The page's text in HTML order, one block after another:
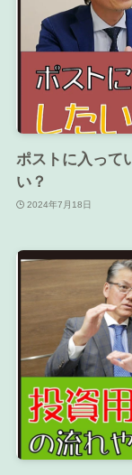
ポストに入って
い？
2024年7月18日